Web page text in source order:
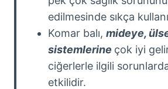
edilmesinde sıkça
Komar balı, mideye,
sistemlerine çok iyi
ciğerlerle ilgili
etkilidir.